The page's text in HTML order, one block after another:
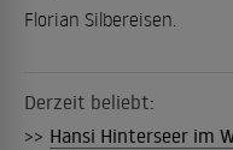
Florian Silbereisen.
Derzeit beliebt:
>> Hansi Hinterseer im